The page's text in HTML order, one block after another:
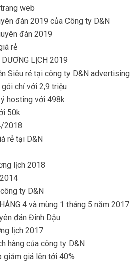
web
đán 2019 của Công ty D&N
đán 2019
rẻ
LỊCH 2019
Siêu rẻ tại công ty D&N advertising
chỉ với 2,9 triệu
hosting với 498k
50k
2018
rẻ tại D&N
lịch 2018
ty D&N
4 và mùng 1 tháng 5 năm 2017
đán Đinh Dậu
lịch 2017
hàng của công ty D&N
giá lên tới 40%